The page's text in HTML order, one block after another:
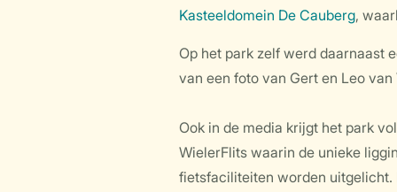
Kasteeldomein De Cauberg,
Op het park zelf werd daarnaast
van een foto van Gert en Leo
Ook in de media krijgt het park
WielerFlits waarin de unieke
fietsfaciliteiten worden uitgelicht.